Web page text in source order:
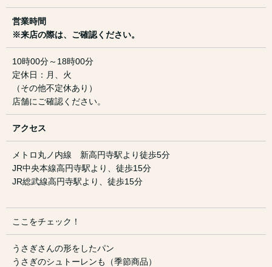
営業時間
※来店の際は、ご確認ください。
10時00分～18時00分
定休日：月、火
（その他不定休あり）
店舗にご確認ください。
アクセス
メトロ丸ノ内線 新高円寺駅より徒歩5分
JR中央本線高円寺駅より、徒歩15分
JR総武線高円寺駅より、徒歩15分
ここをチェック！
うさぎさんの形をしたパン
うさぎのシュトーレンも（季節商品）